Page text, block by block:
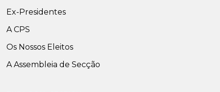
Ex-Presidentes
A CPS
Os Nossos Eleitos
A Assembleia de Secção